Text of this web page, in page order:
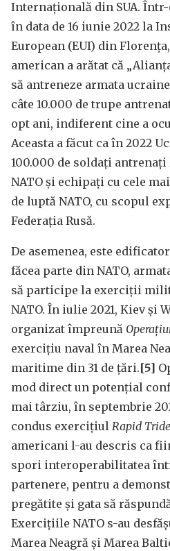
Internațională din SUA.
în data de 16 iunie 2022 la
European (EUI) din
american a arătat că
să antreneze armata
câte 10.000 de trupe
opt ani, indiferent cine a
Aceasta a făcut ca în 2022
100.000 de soldați
NATO și echipați cu cele
de luptă NATO, cu scopul
Federația Rusă.
De asemenea, este
făcea parte din NATO,
să participe la exerciții
NATO. În iulie 2021, Kiev și
organizat împreună
exercițiu naval în Marea
maritime din 31 de țări.[5]
mod direct un potențial
mai târziu, în septembrie
condus exercițiul Rapid
americani l-au descris ca
spori interoperabilitatea
partenere, pentru a
pregătite și gata să
Exercițiile NATO s-au
Marea Neagră și Marea